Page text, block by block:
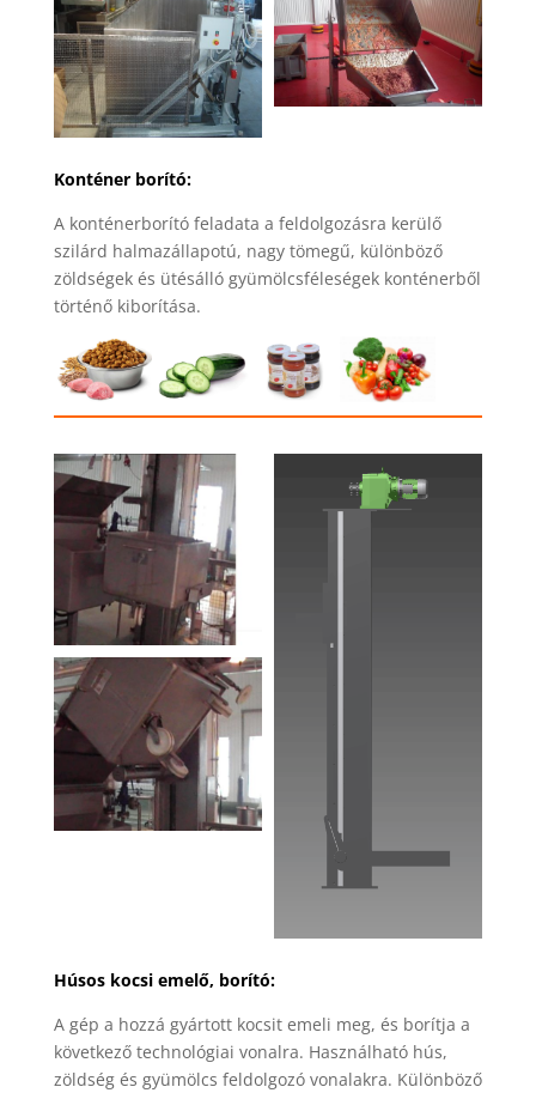
Konténer borító:
A konténerborító feladata a feldolgozásra kerülő
szilárd halmazállapotú, nagy tömegű, különböző
zöldségek és ütésálló gyümölcsféleségek konténerből
történő kiborítása.
Húsos kocsi emelő, borító:
A gép a hozzá gyártott kocsit emeli meg, és borítja a
következő technológiai vonalra. Használható hús,
zöldség és gyümölcs feldolgozó vonalakra. Különböző